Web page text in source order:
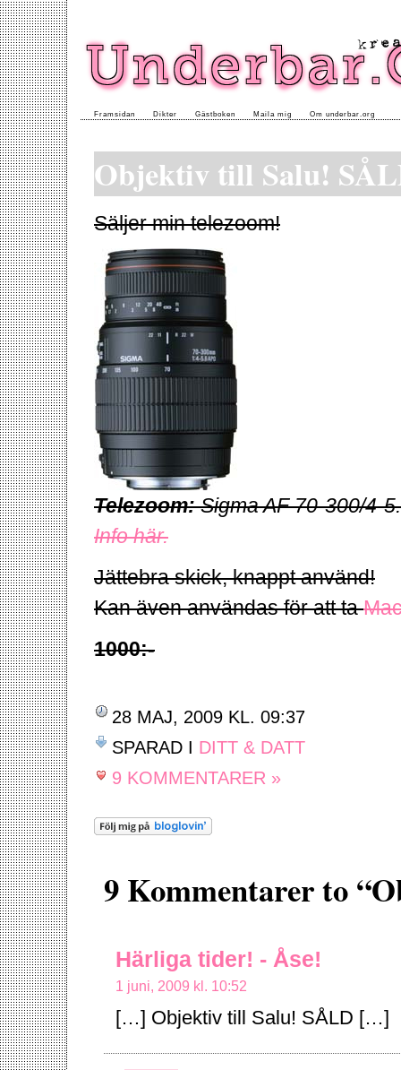
Framsidan Dikter Gästboken Maila mig Om underbar.org
Objektiv till Salu!
Säljer min telezoom!
Telezoom:Sigma AF 70-300/4-
Info här.
Jättebra skick, knappt använd!
Kan även användas för att ta
1000:-
28 MAJ, 2009 KL. 09:37
SPARAD I DITT & DATT
9 KOMMENTARER »
9 Kommentarer to
Härliga tider! - Åse!
1 juni, 2009 kl. 10:52
[…] Objektiv till Salu! SÅLD […]